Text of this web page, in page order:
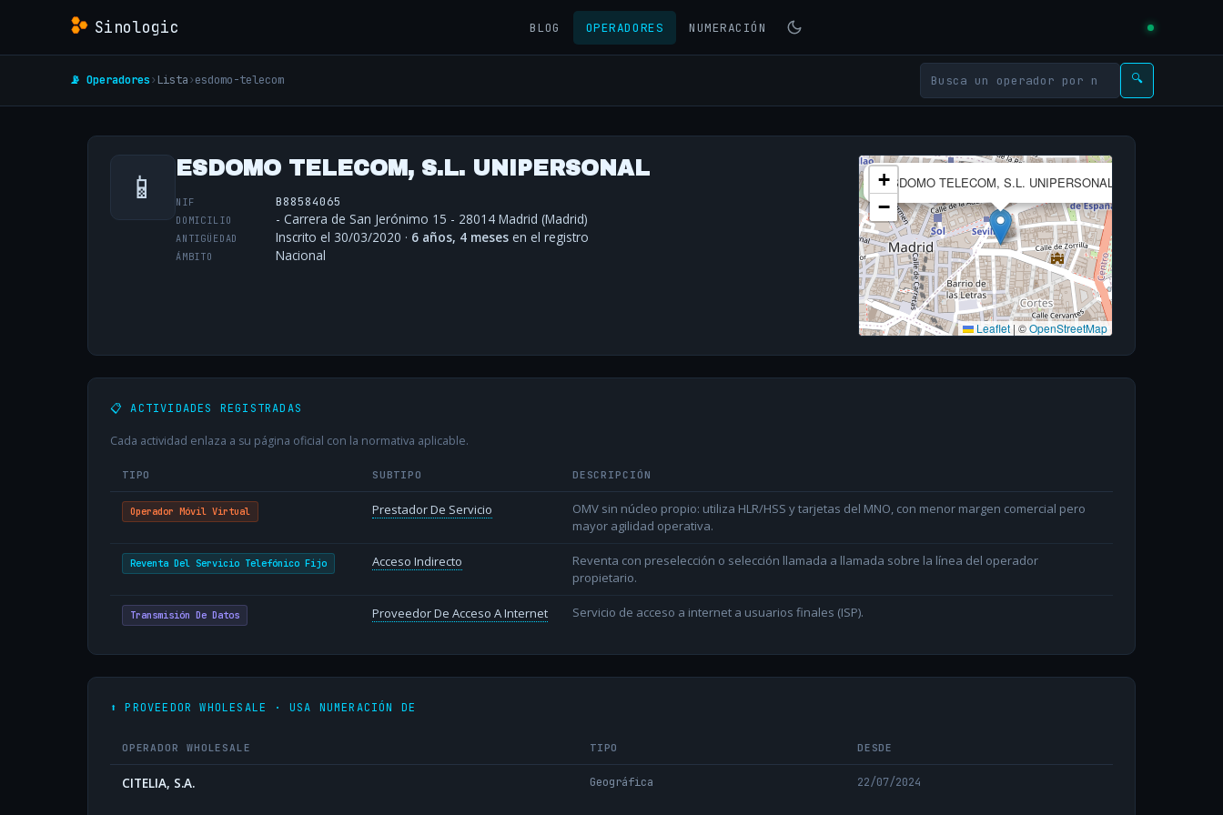
Sinologic BLOG OPERADORES NUMERACIÓN
📡 Operadores› Lista›esdomo-telecom 🔍
📱 ESDOMO TELECOM, S.L. UNIPERSONAL
NIF B88584065
DOMICILIO - Carrera de San Jerónimo 15 - 28014 Madrid (Madrid)
ANTIGÜEDAD Inscrito el 30/03/2020 · 6 años, 4 meses en el registro
ÁMBITO Nacional
ESDOMO TELECOM, S.L. UNIPERSONAL
+
−
Leaflet | ©OpenStreetMap
📋 ACTIVIDADES REGISTRADAS
Cada actividad enlaza a su página oficial con la normativa aplicable.
TIPO SUBTIPO DESCRIPCIÓN
Operador Móvil Virtual Prestador De Servicio
OMV sin núcleo propio: utiliza HLR/HSS y tarjetas del MNO, con menor margen comercial pero
mayor agilidad operativa.
Reventa Del Servicio Telefónico Fijo Acceso Indirecto
Reventa con preselección o selección llamada a llamada sobre la línea del operador
propietario.
Transmisión De Datos Proveedor De Acceso A Internet Servicio de acceso a internet a usuarios finales (ISP).
⬆️ PROVEEDOR WHOLESALE · USA NUMERACIÓN DE
OPERADOR WHOLESALE TIPO DESDE
CITELIA, S.A. Geográfica 22/07/2024